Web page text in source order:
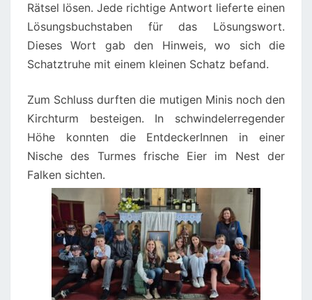
Rätsel lösen. Jede richtige Antwort lieferte einen
Lösungsbuchstaben für das Lösungswort.
Dieses Wort gab den Hinweis, wo sich die
Schatztruhe mit einem kleinen Schatz befand.
Zum Schluss durften die mutigen Minis noch den
Kirchturm besteigen. In schwindelerregender
Höhe konnten die EntdeckerInnen in einer
Nische des Turmes frische Eier im Nest der
Falken sichten.